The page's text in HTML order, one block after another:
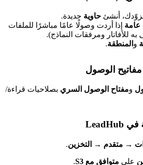
أنشئحاويةجديدة.
إذا أردت وصولًا عامًا مباشرًا للملفات
للأفاتار ومرفقات النماذج).
المنطقة.
و مفتاح الوصول السري بصلاحيات قراءة/
→ متقدم → التخزين.
علىمتوافق مع S3 .